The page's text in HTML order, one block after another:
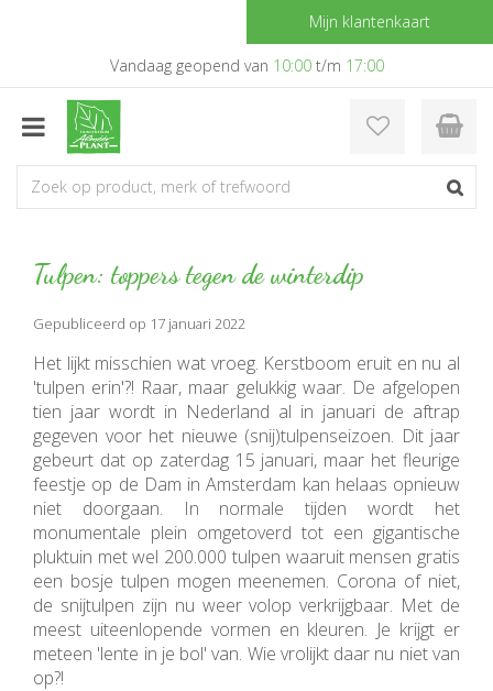
a
Mijn klantenkaart
Vandaag geopend van 10:00t/m 17:00
Tulpen: toppers tegen de winterdip
Gepubliceerd op 17 januari 2022
Het lijkt misschien wat vroeg. Kerstboom eruit en nu al
'tulpen erin'?! Raar, maar gelukkig waar. De afgelopen
tien jaar wordt in Nederland al in januari de aftrap
gegeven voor het nieuwe (snij)tulpenseizoen. Dit jaar
gebeurt dat op zaterdag 15 januari, maar het fleurige
feestje op de Dam in Amsterdam kan helaas opnieuw
niet doorgaan. In normale tijden wordt het
monumentale plein omgetoverd tot een gigantische
pluktuin met wel 200.000 tulpen waaruit mensen gratis
een bosje tulpen mogen meenemen. Corona of niet,
de snijtulpen zijn nu weer volop verkrijgbaar. Met de
meest uiteenlopende vormen en kleuren. Je krijgt er
meteen 'lente in je bol' van. Wie vrolijkt daar nu niet van
op?!